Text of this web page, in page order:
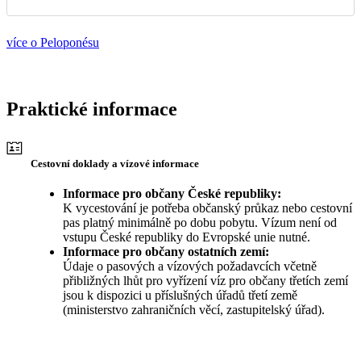
více o Peloponésu
Praktické informace
Cestovní doklady a vízové informace
Informace pro občany České republiky:
K vycestování je potřeba občanský průkaz nebo cestovní
pas platný minimálně po dobu pobytu. Vízum není od
vstupu České republiky do Evropské unie nutné.
Informace pro občany ostatních zemí:
Údaje o pasových a vízových požadavcích včetně
přibližných lhůt pro vyřízení víz pro občany třetích zemí
jsou k dispozici u příslušných úřadů třetí země
(ministerstvo zahraničních věcí, zastupitelský úřad).